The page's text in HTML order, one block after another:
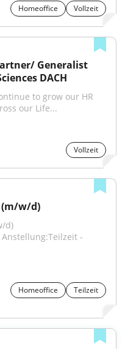
Homeoffice Vollzeit
Generalist
DACH
to grow our HR
our Life...
Vollzeit
(m/w/d)
d)
-
Homeoffice
Teilzeit